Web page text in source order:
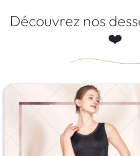
Découvrez nos
❤️